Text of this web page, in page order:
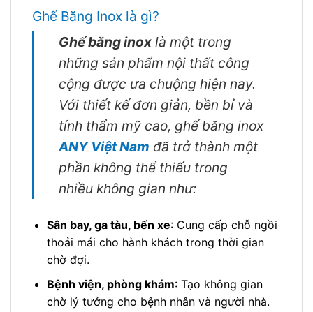
Ghế Băng Inox là gì?
Ghế băng inox là một trong
những sản phẩm nội thất công
cộng được ưa chuộng hiện nay.
Với thiết kế đơn giản, bền bỉ và
tính thẩm mỹ cao, ghế băng inox
ANY Việt Nam đã trở thành một
phần không thể thiếu trong
nhiều không gian như:
Sân bay, ga tàu, bến xe: Cung cấp chỗ ngồi
thoải mái cho hành khách trong thời gian
chờ đợi.
Bệnh viện, phòng khám: Tạo không gian
chờ lý tưởng cho bệnh nhân và người nhà.